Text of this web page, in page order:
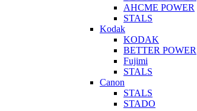
AHCME POWER
STALS
Kodak
KODAK
BETTER POWER
Fujimi
STALS
Canon
STALS
STADO